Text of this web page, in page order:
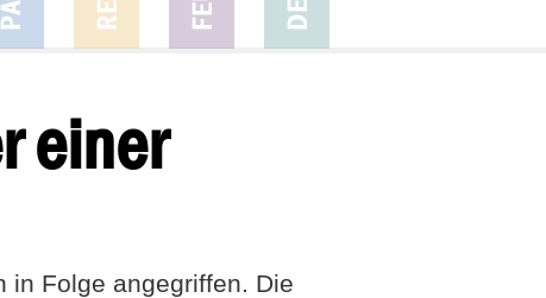
einer
in Folge angegriffen. Die